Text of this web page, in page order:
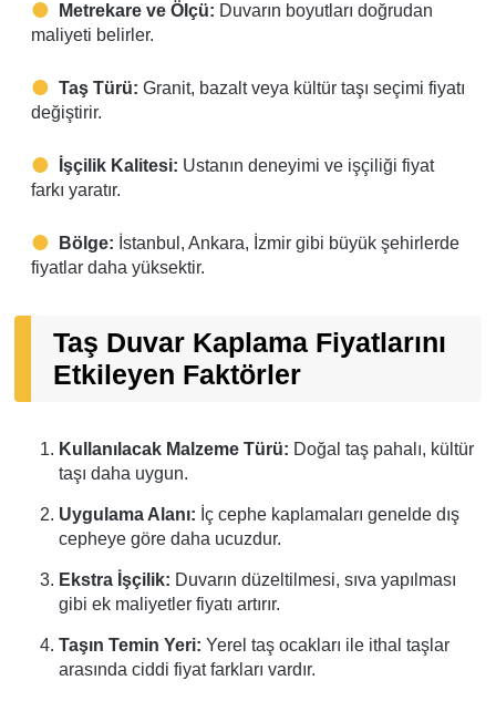
Metrekare ve Ölçü: Duvarın boyutları doğrudan
maliyeti belirler.
Taş Türü: Granit, bazalt veya kültür taşı seçimi fiyatı
değiştirir.
İşçilik Kalitesi: Ustanın deneyimi ve işçiliği fiyat
farkı yaratır.
Bölge: İstanbul, Ankara, İzmir gibi büyük şehirlerde
fiyatlar daha yüksektir.
Taş Duvar Kaplama Fiyatlarını
Etkileyen Faktörler
Kullanılacak Malzeme Türü: Doğal taş pahalı, kültür
taşı daha uygun.
Uygulama Alanı: İç cephe kaplamaları genelde dış
cepheye göre daha ucuzdur.
Ekstra İşçilik: Duvarın düzeltilmesi, sıva yapılması
gibi ek maliyetler fiyatı artırır.
Taşın Temin Yeri: Yerel taş ocakları ile ithal taşlar
arasında ciddi fiyat farkları vardır.